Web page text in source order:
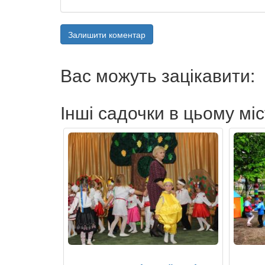
Залишити коментар
Вас можуть зацікавити:
Інші садочки в цьому